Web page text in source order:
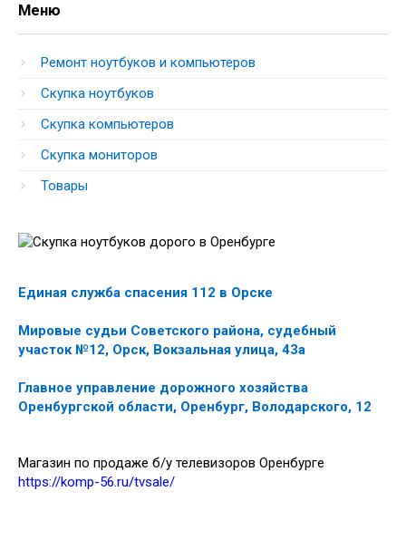
Меню
Ремонт ноутбуков и компьютеров
Скупка ноутбуков
Скупка компьютеров
Скупка мониторов
Товары
Единая служба спасения 112 в Орске
Мировые судьи Советского района, судебный
участок №12, Орск, Вокзальная улица, 43а
Главное управление дорожного хозяйства
Оренбургской области, Оренбург, Володарского, 12
Магазин по продаже б/у телевизоров Оренбурге
https://komp-56.ru/tvsale/